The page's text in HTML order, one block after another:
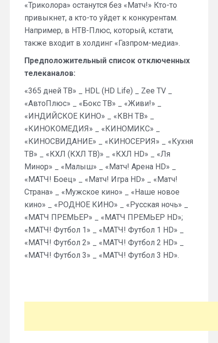
«Триколора» останутся без «Матч!» Кто-то
привыкнет, а кто-то уйдет к конкурентам.
Например, в НТВ-Плюс, который, кстати,
также входит в холдинг «Газпром-медиа».
Предположительный список отключенных
телеканалов:
«365 дней ТВ» _ HDL (HD Life) _ Zee TV _
«АвтоПлюс» _ «Бокс ТВ» _ «Живи!» _
«ИНДИЙСКОЕ КИНО» _ «КВН ТВ» _
«КИНОКОМЕДИЯ» _ «КИНОМИКС» _
«КИНОСВИДАНИЕ» _ «КИНОСЕРИЯ» _ «Кухня
ТВ» _ «КХЛ (КХЛ ТВ)» _ «КХЛ HD» _ «Ля
Минор» _ «Малыш» _ «Матч! Арена HD» _
«МАТЧ! Боец» _ «Матч! Игра HD» _ «Матч!
Страна» _ «Мужское кино» _ «Наше новое
кино» _ «РОДНОЕ КИНО» _ «Русская ночь» _
«МАТЧ ПРЕМЬЕР» _ «МАТЧ ПРЕМЬЕР HD»;
«МАТЧ! Футбол 1» _ «МАТЧ! Футбол 1 HD» _
«МАТЧ! Футбол 2» _ «МАТЧ! Футбол 2 HD» _
«МАТЧ! Футбол 3» _ «МАТЧ! Футбол 3 HD».